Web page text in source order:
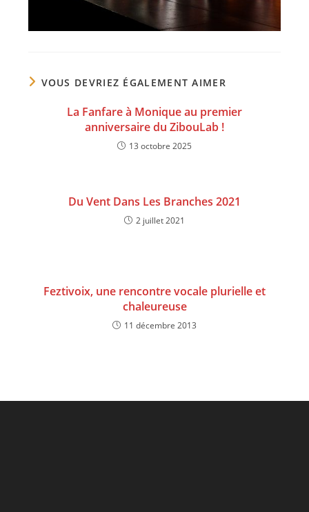
VOUS DEVRIEZ ÉGALEMENT AIMER
La Fanfare à Monique au premier
anniversaire du ZibouLab !
13 octobre 2025
Du Vent Dans Les Branches 2021
2 juillet 2021
Feztivoix, une rencontre vocale plurielle et
chaleureuse
11 décembre 2013